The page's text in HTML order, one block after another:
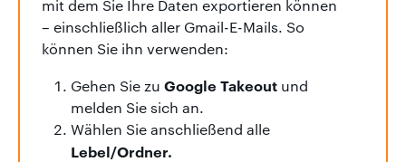
mit dem Sie Ihre Daten exportieren können
– einschließlich aller Gmail-E-Mails. So
können Sie ihn verwenden:
Gehen Sie zu Google Takeout und
melden Sie sich an.
Wählen Sie anschließend alle
Lebel/Ordner.